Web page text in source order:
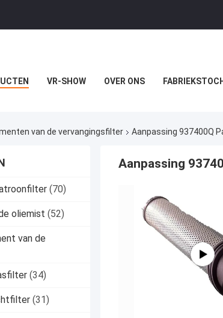
VR-SHOW OVER ONS
van de vervangingsfilter Aanpassing 937400Q
(70)
oliemist (52)
van de
(34)
(31)
Aanpassing